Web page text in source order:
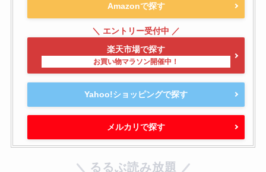
Amazonで探す
楽天市場で探す
Yahoo!ショッピングで探す
メルカリで探す
るるぶ読み放題